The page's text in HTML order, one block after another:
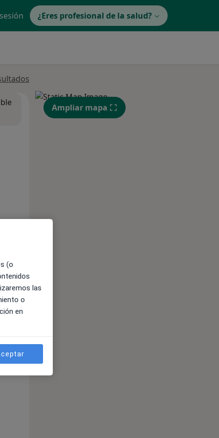
¿Eres profesional de la salud?
Ampliar mapa
(o
las
o
en